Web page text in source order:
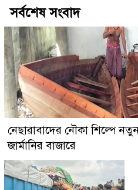
সর্বশেষ সংবাদ
নেছারাবাদের নৌকা শিল্পে
জার্মানির বাজারে